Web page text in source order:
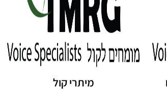
מיתרי קול